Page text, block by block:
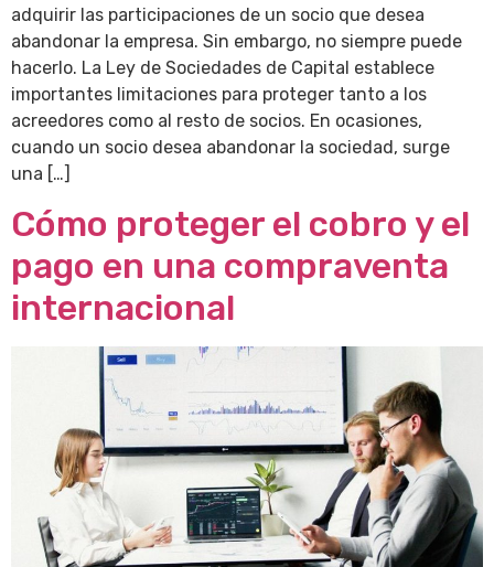
adquirir las participaciones de un socio que desea
abandonar la empresa. Sin embargo, no siempre puede
hacerlo. La Ley de Sociedades de Capital establece
importantes limitaciones para proteger tanto a los
acreedores como al resto de socios. En ocasiones,
cuando un socio desea abandonar la sociedad, surge
una […]
Cómo proteger el cobro y el
pago en una compraventa
internacional